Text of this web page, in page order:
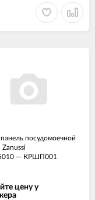
посудомоечной
— КРШП001
цену у